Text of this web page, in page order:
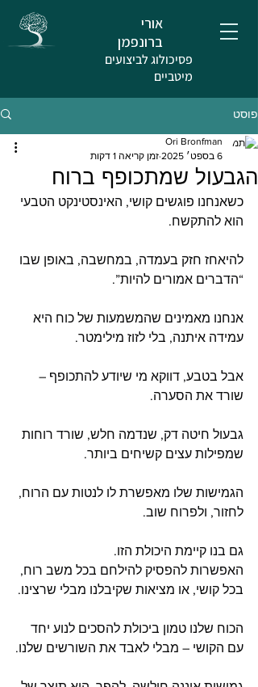
אורי
ברונפמן
פסיכולוג לביצועים
מיטביים
פוסט
הגבעול שמתכופף ברוח
Ori Bronfman
6 בספט׳ 2025
זמן קריאה 1 דקות
כשאנחנו פוגשים קושי, האינסטינקט הטבעי
הוא להתקשח.
להיאחז חזק בעמדה, במחשבה, באופן שבו
“הדברים אמורים להיות”.
אנחנו מאמינים שהמשמעות של כוח היא
עמידה איתנה, בלי לזוז מילימטר.
אבל בטבע, דווקא מי שיודע להתכופף –
שורד את הסערה.
גבעול חיטה דק, שנדמה חלש, שורד רוחות
שמפילות עצים קשיחים ביותר.
הגמישות שלו מאפשרת לו לנטות עם הרוח,
לחזור, ולפרוח שוב.
גם בנו קיימת היכולת הזו.
האפשרות להפסיק להילחם בכל משב רוח,
בכל קושי, או מציאות שקיבלנו מבלי שרצינו.
הכוח שלנו טמון ביכולת להסכים לנוע יחד
עם הקושי – מבלי לאבד את השורשים שלנו.